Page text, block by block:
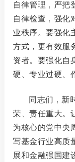
自律管理，严把
自律检查，强化
业秩序。要强化
方式，更有效服
资者。要强化自
硬、专业过硬、
同志们，新
荣、责任重大。
为核心的党中央
写基金行业高质
展和金融强国建